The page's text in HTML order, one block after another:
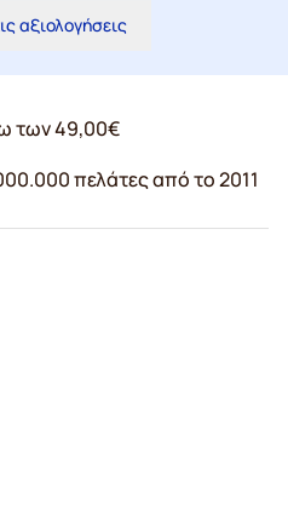
αξιολογήσεις
των 49,00€
πελάτες από το 2011